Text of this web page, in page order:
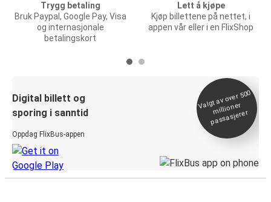
Trygg betaling
Bruk Paypal, Google Pay, Visa
og internasjonale
betalingskort
Lett å kjøpe
Kjøp billettene på nettet, i
appen vår eller i en FlixShop
Digital billett og
sporing i sanntid
Oppdag FlixBus-appen
Valgt av over 500
millioner
passasjerer